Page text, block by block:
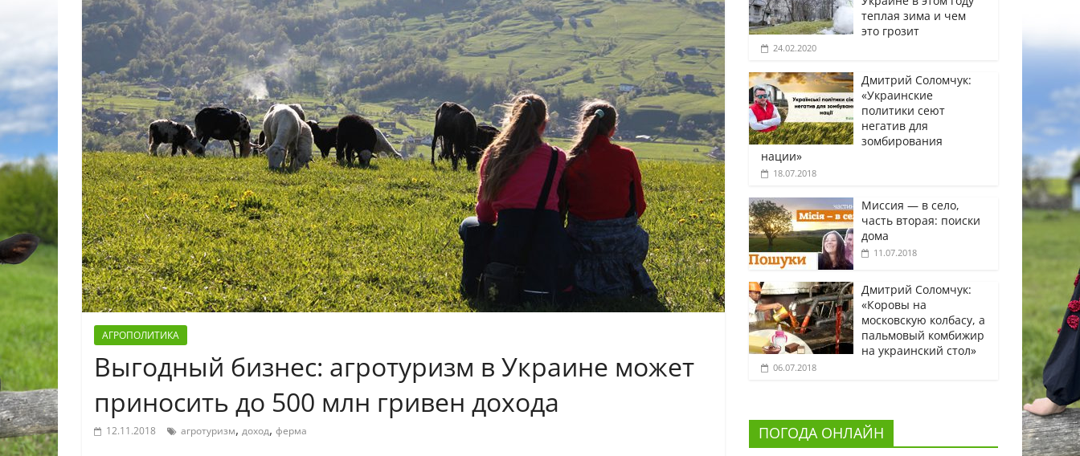
АГРОПОЛИТИКА
Выгодный бизнес: агротуризм в Украине может
приносить до 500 млн гривен дохода
12.11.2018 агротуризм, доход, ферма
теплая зима и чем
это грозит
24.02.2020
Дмитрий Соломчук:
«Украинские
политики сеют
негатив для
зомбирования
нации»
18.07.2018
Миссия — в село,
часть вторая: поиски
дома
11.07.2018
Дмитрий Соломчук:
«Коровы на
московскую колбасу, а
пальмовый комбижир
на украинский стол»
06.07.2018
ПОГОДА ОНЛАЙН